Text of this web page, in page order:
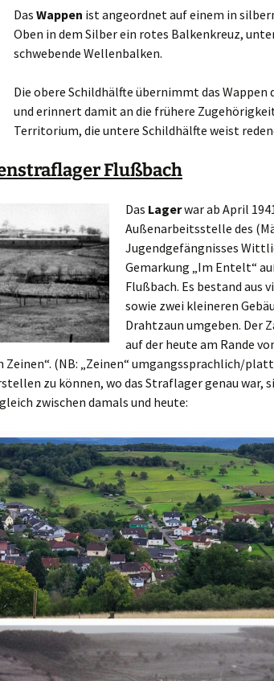
Das Wappen ist angeordnet auf einem in
Oben in dem Silber ein rotes Balkenkreuz,
schwebende Wellenbalken.
Die obere Schildhälfte übernimmt das
und erinnert damit an die frühere
Territorium, die untere Schildhälfte weist
Flußbach
Das Lagerwar ab April
Außenarbeitsstelle des
Jugendgefängnisses
Gemarkung „Im Entelt“
Flußbach. Es bestand aus
sowie zwei kleineren
Drahtzaun umgeben. Der
auf der heute am Rande
Zeinen“. (NB: „Zeinen“ umgangssprachlich/
zu können, wo das Straflager genau war,
zwischen damals und heute: